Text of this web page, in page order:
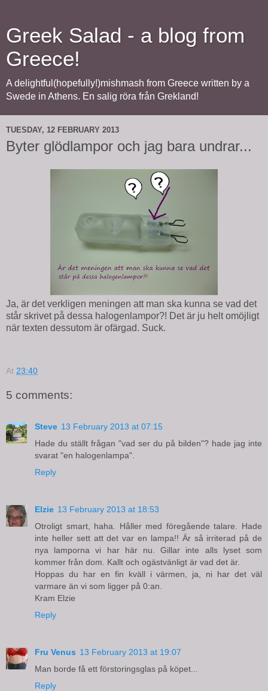
Greek Salad - a blog from
Greece!
A delightful(hopefully!)mishmash from Greece written by a
Swede in Athens. En salig röra från Grekland!
TUESDAY, 12 FEBRUARY 2013
Byter glödlampor och jag bara undrar...
Ja, är det verkligen meningen att man ska kunna se vad det
står skrivet på dessa halogenlampor?! Det är ju helt omöjligt
när texten dessutom är ofärgad. Suck.
At 23:40
5 comments:
Steve 13 February 2013 at 07:15
Hade du ställt frågan "vad ser du på bilden"? hade jag inte
svarat "en halogenlampa".
Reply
Elzie 13 February 2013 at 18:53
Otroligt smart, haha. Håller med föregående talare. Hade
inte heller sett att det var en lampa!! Är så irriterad på de
nya lamporna vi har här nu. Gillar inte alls lyset som
kommer från dom. Kallt och ogästvänligt är vad det är.
Hoppas du har en fin kväll i värmen, ja, ni har det väl
varmare än vi som ligger på 0:an.
Kram Elzie
Reply
Fru Venus 13 February 2013 at 19:07
Man borde få ett förstoringsglas på köpet...
Reply